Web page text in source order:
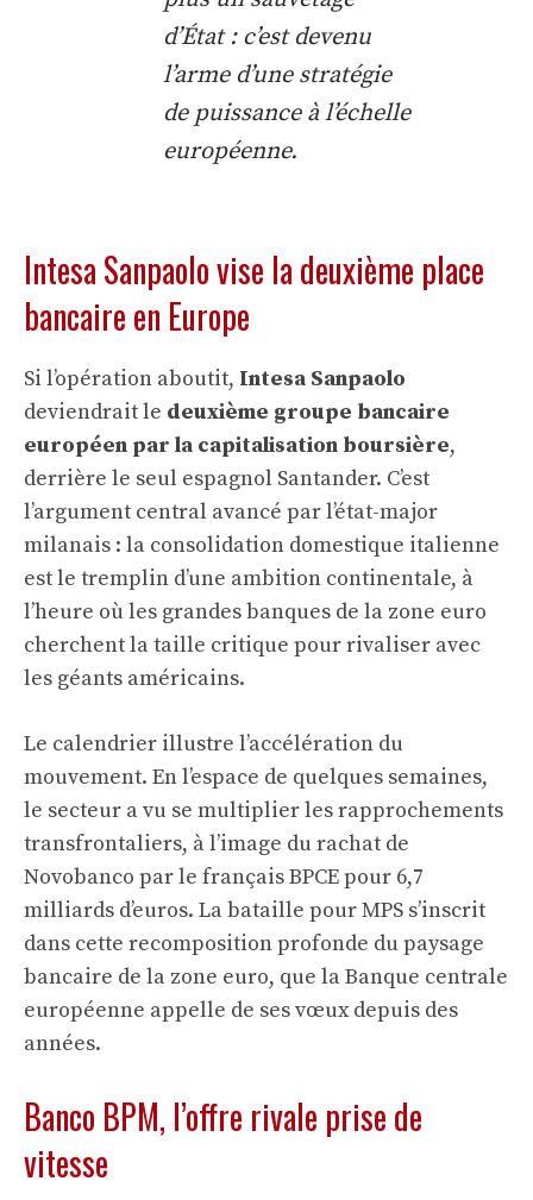
d’État : c’est devenu
l’arme d’une stratégie
de puissance à l’échelle
européenne.
Intesa Sanpaolo vise la deuxième place
bancaire en Europe
Si l’opération aboutit, Intesa Sanpaolo
deviendrait le deuxième groupe bancaire
européen par la capitalisation boursière,
derrière le seul espagnol Santander. C’est
l’argument central avancé par l’état-major
milanais : la consolidation domestique italienne
est le tremplin d’une ambition continentale, à
l’heure où les grandes banques de la zone euro
cherchent la taille critique pour rivaliser avec
les géants américains.
Le calendrier illustre l’accélération du
mouvement. En l’espace de quelques semaines,
le secteur a vu se multiplier les rapprochements
transfrontaliers, à l’image du rachat de
Novobanco par le français BPCE pour 6,7
milliards d’euros. La bataille pour MPS s’inscrit
dans cette recomposition profonde du paysage
bancaire de la zone euro, que la Banque centrale
européenne appelle de ses vœux depuis des
années.
Banco BPM, l’offre rivale prise de
vitesse